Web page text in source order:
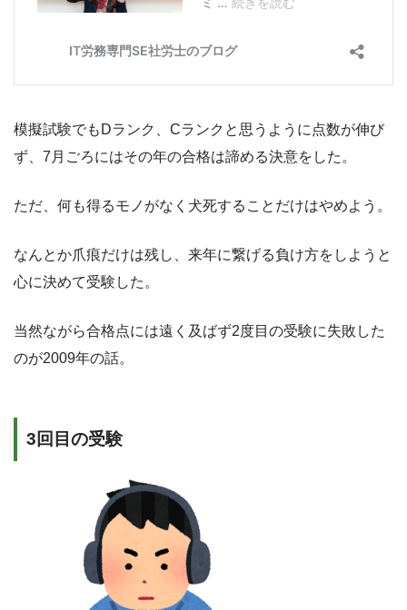
模擬試験でもDランク、Cランクと思うように点数が伸び
ず、7月ごろにはその年の合格は諦める決意をした。
ただ、何も得るモノがなく犬死することだけはやめよう。
なんとか爪痕だけは残し、来年に繋げる負け方をしようと
心に決めて受験した。
当然ながら合格点には遠く及ばず2度目の受験に失敗した
のが2009年の話。
3回目の受験